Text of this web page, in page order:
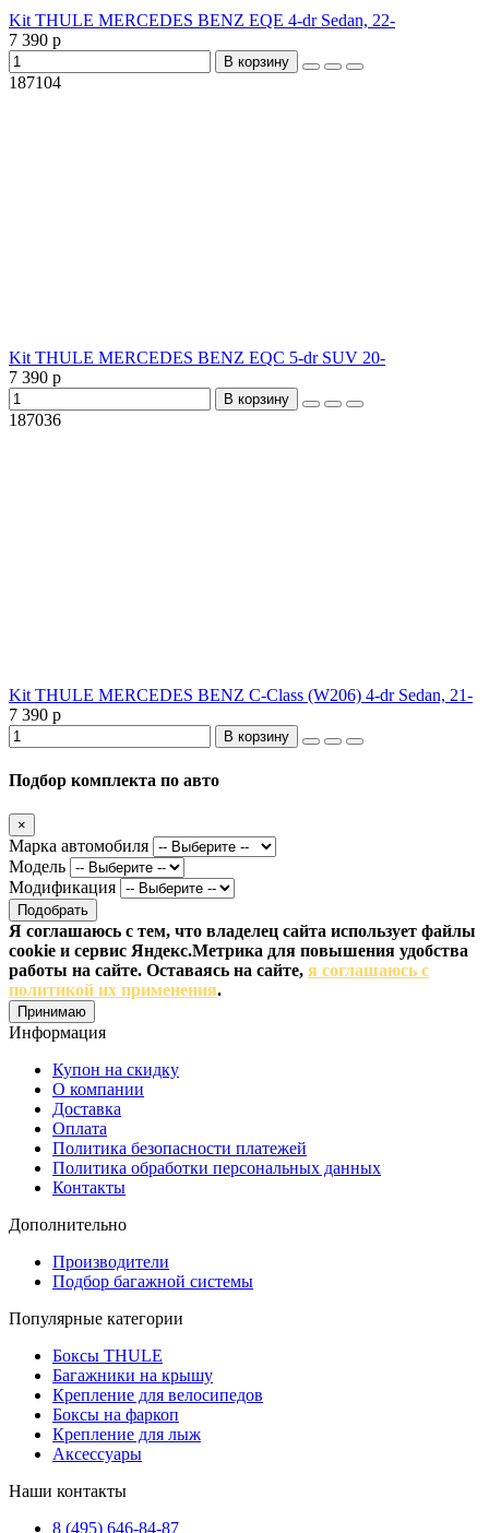
Kit THULE MERCEDES BENZ EQE 4-dr Sedan, 22-
7 390 р
В корзину
187104
Kit THULE MERCEDES BENZ EQC 5-dr SUV 20-
7 390 р
В корзину
187036
Kit THULE MERCEDES BENZ C-Class (W206) 4-dr Sedan, 21-
7 390 р
В корзину
Подбор комплекта по авто
×
Марка автомобиля
Модель
Модификация
Подобрать
Я соглашаюсь с тем, что владелец сайта использует файлы
cookie и сервис Яндекс.Метрика для повышения удобства
работы на сайте. Оставаясь на сайте, я соглашаюсь с
политикой их применения.
Принимаю
Информация
Купон на скидку
О компании
Доставка
Оплата
Политика безопасности платежей
Политика обработки персональных данных
Контакты
Дополнительно
Производители
Подбор багажной системы
Популярные категории
Боксы THULE
Багажники на крышу
Крепление для велосипедов
Боксы на фаркоп
Крепление для лыж
Аксессуары
Наши контакты
8 (495) 646-84-87